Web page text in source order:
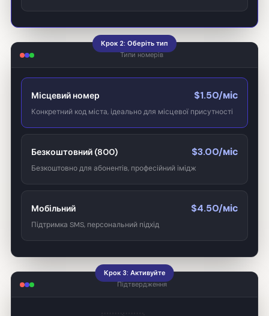
Крок 2: Оберіть тип
Типи номерів
Місцевий номер $1.50/міс
Конкретний код міста, ідеально для місцевої присутності
Безкоштовний (800) $3.00/міс
Безкоштовно для абонентів, професійний імідж
Мобільний $4.50/міс
Підтримка SMS, персональний підхід
Крок 3: Активуйте
Підтвердження